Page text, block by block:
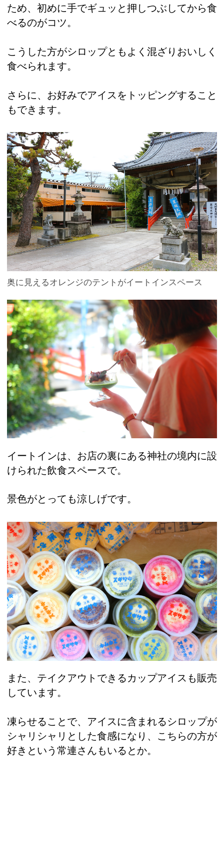
ため、初めに手でギュッと押しつぶしてから食
べるのがコツ。
こうした方がシロップともよく混ざりおいしく
食べられます。
さらに、お好みでアイスをトッピングすること
もできます。
奥に見えるオレンジのテントがイートインスペース
イートインは、お店の裏にある神社の境内に設
けられた飲食スペースで。
景色がとっても涼しげです。
また、テイクアウトできるカップアイスも販売
しています。
凍らせることで、アイスに含まれるシロップが
シャリシャリとした食感になり、こちらの方が
好きという常連さんもいるとか。